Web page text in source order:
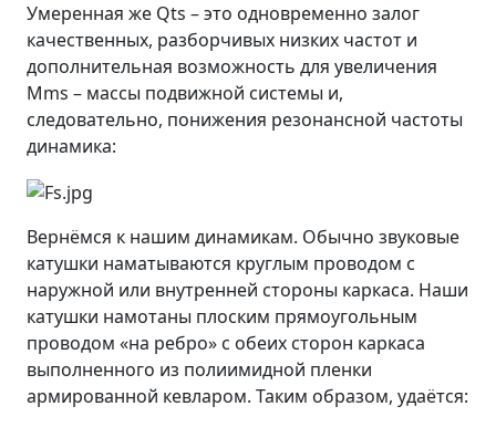
Умеренная же Qts – это одновременно залог
качественных, разборчивых низких частот и
дополнительная возможность для увеличения
Mms – массы подвижной системы и,
следовательно, понижения резонансной частоты
динамика:
Вернёмся к нашим динамикам. Обычно звуковые
катушки наматываются круглым проводом с
наружной или внутренней стороны каркаса. Наши
катушки намотаны плоским прямоугольным
проводом «на ребро» с обеих сторон каркаса
выполненного из полиимидной пленки
армированной кевларом. Таким образом, удаётся: